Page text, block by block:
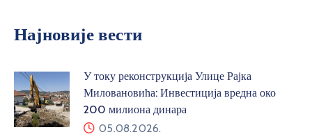
Најновије вести
У току реконструкција Улице Рајка
Миловановића: Инвестиција вредна око
200 милиона динара
05.08.2026.